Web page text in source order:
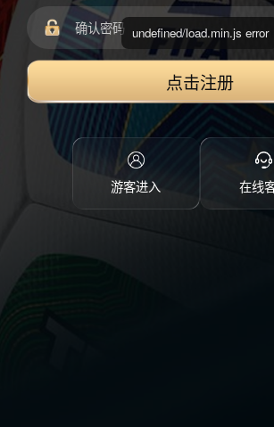
点击注册
游客进入 在线
undefined/load.min.js error